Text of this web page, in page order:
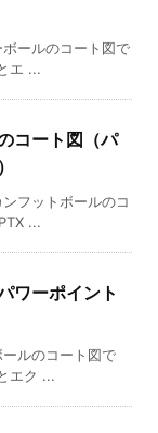
ールのコート図で
エ ...
コート図（パ
フットボールのコ
...
ワーポイント
ルのコート図で
エク ...